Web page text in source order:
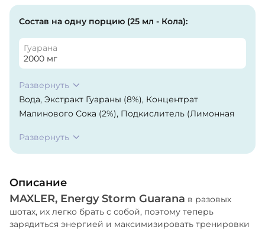
Состав на одну порцию (25 мл - Кола):
Гуарана
2000 мг
Развернуть
Вода, Экстракт Гуараны (8%), Концентрат
Малинового Сока (2%), Подкислитель (Лимонная
(Сорбат Калия), Подсластители (Цикламат Натрия,
Ацесульфам-K, Сахарин), Кальция-D-Пантотеновая
Развернуть
Описание
MAXLER, Energy Storm Guarana в разовых
шотах, их легко брать с собой, поэтому теперь
зарядиться энергией и максимизировать тренировки